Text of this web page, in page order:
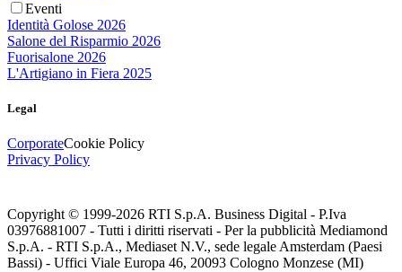
Eventi
Identità Golose 2026
Salone del Risparmio 2026
Fuorisalone 2026
L'Artigiano in Fiera 2025
Legal
CorporateCookie Policy
Privacy Policy
Copyright © 1999-2026 RTI S.p.A. Business Digital - P.Iva
03976881007 - Tutti i diritti riservati - Per la pubblicità Mediamond
S.p.A. - RTI S.p.A., Mediaset N.V., sede legale Amsterdam (Paesi
Bassi) - Uffici Viale Europa 46, 20093 Cologno Monzese (MI)